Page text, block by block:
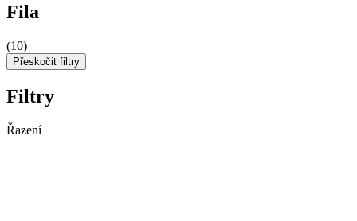
Fila
(10)
Přeskočit filtry
Filtry
Řazení